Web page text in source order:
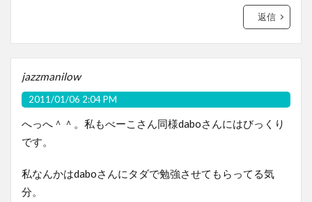
返信
jazzmanilow
2011/01/06 2:04 PM
へっへ＾＾。私もべーこさん同様daboさんにはびっくり
です。
私なんかはdaboさんにタダで勉強させてもらってる気
分。